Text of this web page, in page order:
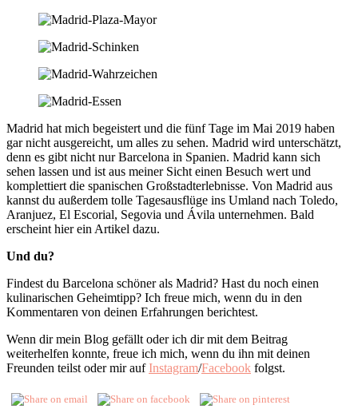
Madrid hat mich begeistert und die fünf Tage im Mai 2019 haben
gar nicht ausgereicht, um alles zu sehen. Madrid wird unterschätzt,
denn es gibt nicht nur Barcelona in Spanien. Madrid kann sich
sehen lassen und ist aus meiner Sicht einen Besuch wert und
komplettiert die spanischen Großstadterlebnisse. Von Madrid aus
kannst du außerdem tolle Tagesausflüge ins Umland nach Toledo,
Aranjuez, El Escorial, Segovia und Ávila unternehmen. Bald
erscheint hier ein Artikel dazu.
Und du?
Findest du Barcelona schöner als Madrid? Hast du noch einen
kulinarischen Geheimtipp? Ich freue mich, wenn du in den
Kommentaren von deinen Erfahrungen berichtest.
Wenn dir mein Blog gefällt oder ich dir mit dem Beitrag
weiterhelfen konnte, freue ich mich, wenn du ihn mit deinen
Freunden teilst oder mir aufInstagram/Facebook folgst.